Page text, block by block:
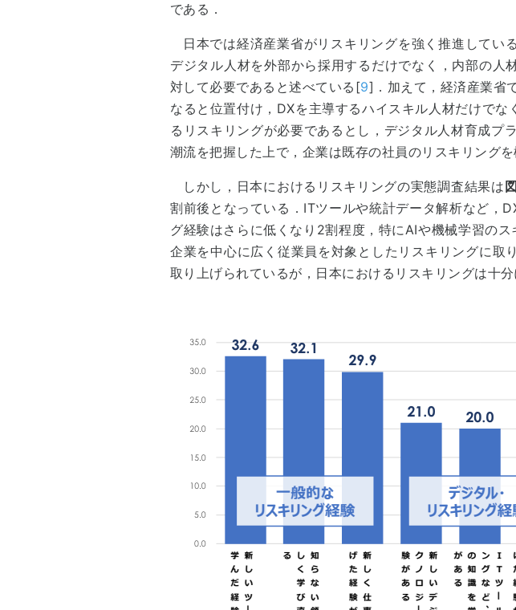
である．
日本では経済産業省がリスキリングを強く推進してい
デジタル人材を外部から採用するだけでなく，内部の
対して必要であると述べている[9]．加えて，経済産業省
なると位置付け，DXを主導するハイスキル人材だけで
るリスキリングが必要であるとし，デジタル人材育成プ
潮流を把握した上で，企業は既存の社員のリスキリング
しかし，日本におけるリスキリングの実態調査結果は
割前後となっている．ITツールや統計データ解析など，
グ経験はさらに低くなり2割程度，特にAIや機械学習の
企業を中心に広く従業員を対象としたリスキリングに取
取り上げられているが，日本におけるリスキリングは十